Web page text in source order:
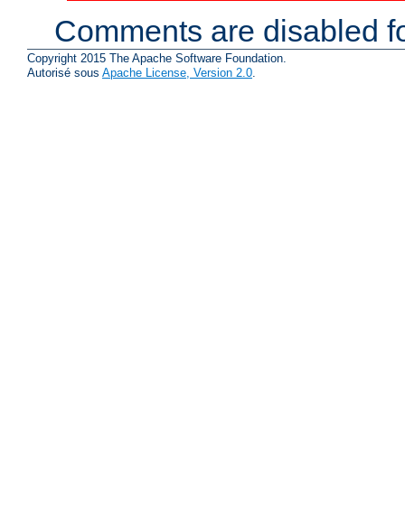
Comments are disabled
Copyright 2015 The Apache Software Foundation.
Autorisé sous Apache License, Version 2.0.